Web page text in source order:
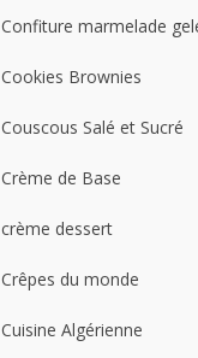
Confiture marmelade
Cookies Brownies
Couscous Salé et Sucré
Crème de Base
crème dessert
Crêpes du monde
Cuisine Algérienne